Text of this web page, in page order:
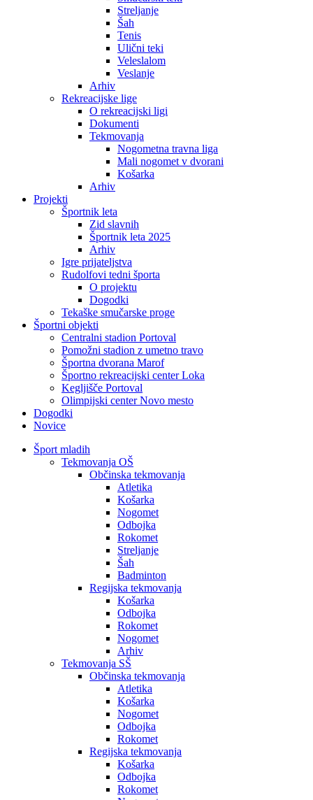
Streljanje
Šah
Tenis
Ulični teki
Veleslalom
Veslanje
Arhiv
Rekreacijske lige
O rekreacijski ligi
Dokumenti
Tekmovanja
Nogometna travna liga
Mali nogomet v dvorani
Košarka
Arhiv
Projekti
Športnik leta
Zid slavnih
Športnik leta 2025
Arhiv
Igre prijateljstva
Rudolfovi tedni športa
O projektu
Dogodki
Tekaške smučarske proge
Športni objekti
Centralni stadion Portoval
Pomožni stadion z umetno travo
Športna dvorana Marof
Športno rekreacijski center Loka
Kegljišče Portoval
Olimpijski center Novo mesto
Dogodki
Novice
Šport mladih
Tekmovanja OŠ
Občinska tekmovanja
Atletika
Košarka
Nogomet
Odbojka
Rokomet
Streljanje
Šah
Badminton
Regijska tekmovanja
Košarka
Odbojka
Rokomet
Nogomet
Arhiv
Tekmovanja SŠ
Občinska tekmovanja
Atletika
Košarka
Nogomet
Odbojka
Rokomet
Regijska tekmovanja
Košarka
Odbojka
Rokomet